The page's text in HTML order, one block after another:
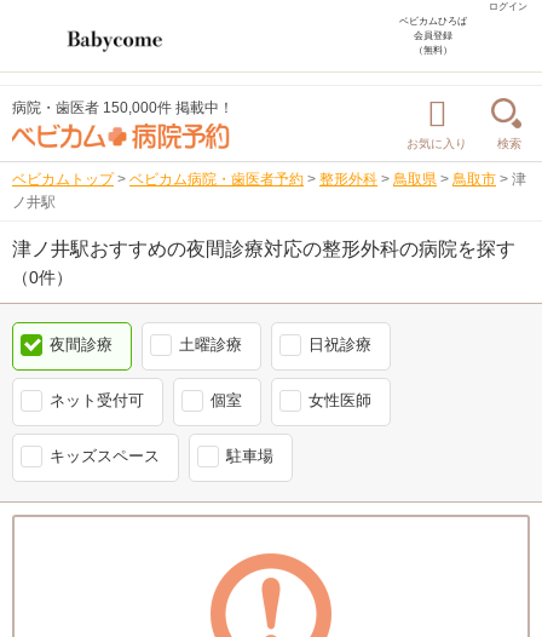
ログイン
ベビカムひろば
会員登録
（無料）
病院・歯医者 150,000件 掲載中！
お気に入り 検索
ベビカムトップ > ベビカム病院・歯医者予約 > 整形外科 > 鳥取県 > 鳥取市 > 津
ノ井駅
津ノ井駅おすすめの夜間診療対応の整形外科の病院を探す
（0件）
夜間診療 土曜診療 日祝診療
ネット受付可 個室 女性医師
キッズスペース 駐車場